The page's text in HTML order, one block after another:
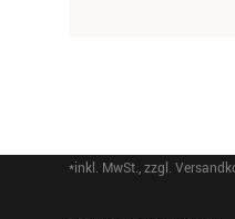
*inkl. MwSt., zzgl.